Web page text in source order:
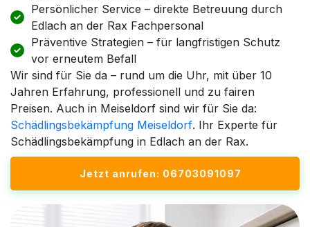
Persönlicher Service – direkte Betreuung durch
Edlach an der Rax Fachpersonal
Präventive Strategien – für langfristigen Schutz
vor erneutem Befall
Wir sind für Sie da – rund um die Uhr, mit über 10
Jahren Erfahrung, professionell und zu fairen
Preisen. Auch in Meiseldorf sind wir für Sie da:
Schädlingsbekämpfung Meiseldorf. Ihr Experte für
Schädlingsbekämpfung in Edlach an der Rax.
Jetzt anrufen: 06703091097